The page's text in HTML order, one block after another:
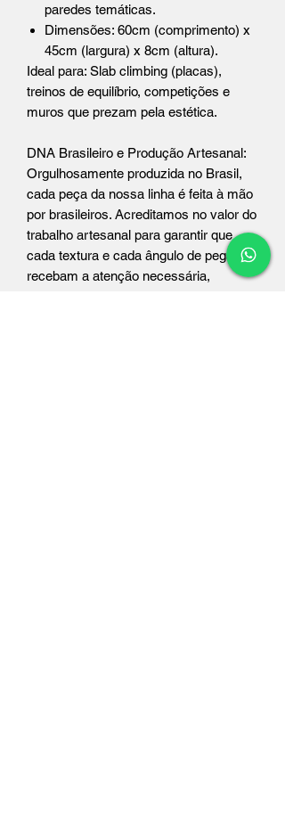
paredes temáticas.
Dimensões: 60cm (comprimento) x
45cm (largura) x 8cm (altura).
Ideal para: Slab climbing (placas),
treinos de equilíbrio, competições e
muros que prezam pela estética.
DNA Brasileiro e Produção Artesanal:
Orgulhosamente produzida no Brasil,
cada peça da nossa linha é feita à mão
por brasileiros. Acreditamos no valor do
trabalho artesanal para garantir que
cada textura e cada ângulo de pega
recebam a atenção necessária,